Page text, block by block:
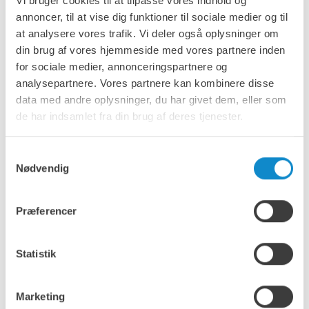
annoncer, til at vise dig funktioner til sociale medier og til
at analysere vores trafik. Vi deler også oplysninger om
din brug af vores hjemmeside med vores partnere inden
for sociale medier, annonceringspartnere og
analysepartnere. Vores partnere kan kombinere disse
data med andre oplysninger, du har givet dem, eller som
de har indsamlet fra din brug af deres tjenester.
Nødvendig
Præferencer
Statistik
Marketing
Det, der skiller os ud, er ikke kun
vores produktsortiment, men
også vores engagement i
kundetilfredshed og løbende
Standardiserede og skræddersyede løsninger
: Vi
forstår, at enhver virksomhed er unik. Derfor arbejder
vi tæt sammen med vores kunder om at udvikle
skræddersyede løsninger, der imødekommer deres